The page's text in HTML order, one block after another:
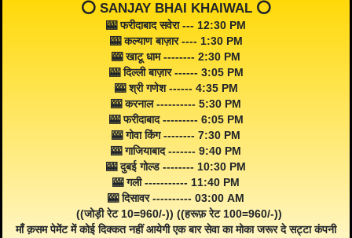
⭕️ SANJAY BHAI KHAIWAL ⭕️
🎰 फरीदाबाद सवेरा --- 12:30 PM
🎰 कल्याण बाज़ार ---- 1:30 PM
🎰 खाटू धाम -------- 2:30 PM
🎰 दिल्ली बाज़ार ------ 3:05 PM
🎰 श्री गणेश ------ 4:35 PM
🎰 करनाल ---------- 5:30 PM
🎰 फरीदाबाद --------- 6:05 PM
🎰 गोवा किंग -------- 7:30 PM
🎰 गाजियाबाद ------- 9:40 PM
🎰 दुबई गोल्ड -------- 10:30 PM
🎰 गली ----------- 11:40 PM
🎰 दिसावर ---------- 03:00 AM
((जोड़ी रेट 10=960/-)) ((हरूफ़ रेट 100=960/-))
माँ क़सम पेमेंट में कोई दिक्कत नहीं आयेगी एक बार सेवा का मोका जरूर दे सट्टा कंपनी